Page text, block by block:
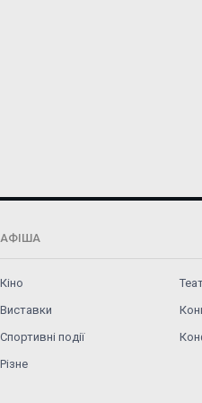
АФІША
Кіно
Виставки
Спортивні події
Різне